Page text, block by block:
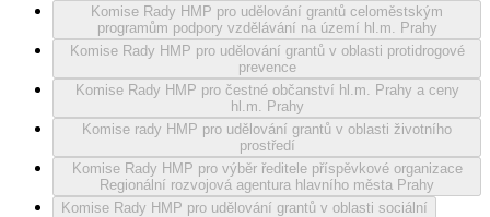
Komise Rady HMP pro udělování grantů celoměstským
programům podpory vzdělávání na území hl.m. Prahy
Komise Rady HMP pro udělování grantů v oblasti protidrogové
prevence
Komise Rady HMP pro čestné občanství hl.m. Prahy a ceny
hl.m. Prahy
Komise rady HMP pro udělování grantů v oblasti životního
prostředí
Komise Rady HMP pro výběr ředitele příspěvkové organizace
Regionální rozvojová agentura hlavního města Prahy
Komise Rady HMP pro udělování grantů v oblasti sociální